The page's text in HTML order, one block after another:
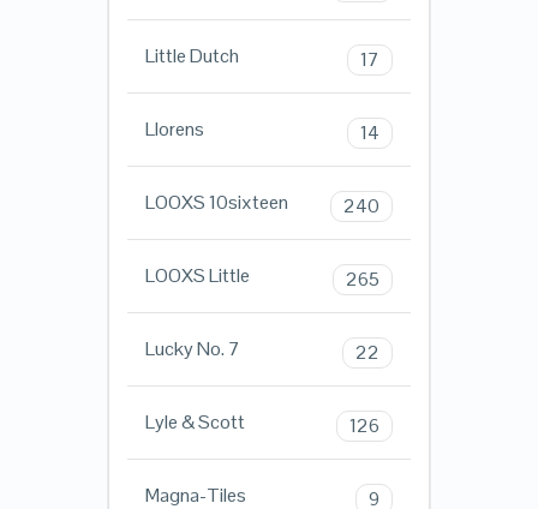
Little Dutch 17
Llorens 14
LOOXS 10sixteen 240
LOOXS Little 265
Lucky No. 7 22
Lyle & Scott 126
Magna-Tiles 9